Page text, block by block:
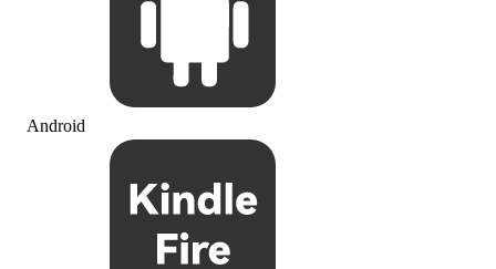
Android